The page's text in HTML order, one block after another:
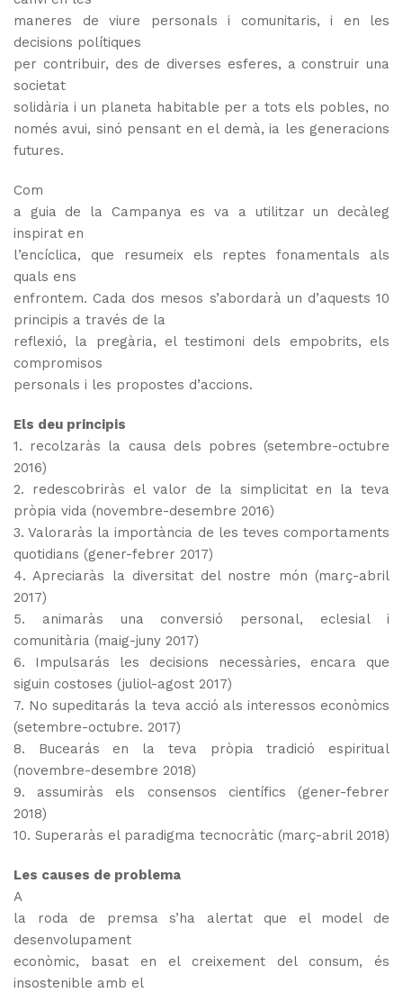
maneres de viure personals i comunitaris, i en les
decisions polítiques
per contribuir, des de diverses esferes, a construir una
societat
solidària i un planeta habitable per a tots els pobles, no
només avui, sinó pensant en el demà, ia les generacions
futures.
Com
a guia de la Campanya es va a utilitzar un decàleg
inspirat en
l’encíclica, que resumeix els reptes fonamentals als
quals ens
enfrontem. Cada dos mesos s’abordarà un d’aquests 10
principis a través de la
reflexió, la pregària, el testimoni dels empobrits, els
compromisos
personals i les propostes d’accions.
Els deu principis
1. recolzaràs la causa dels pobres (setembre-octubre
2016)
2. redescobriràs el valor de la simplicitat en la teva
pròpia vida (novembre-desembre 2016)
3. Valoraràs la importància de les teves comportaments
quotidians (gener-febrer 2017)
4. Apreciaràs la diversitat del nostre món (març-abril
2017)
5. animaràs una conversió personal, eclesial i
comunitària (maig-juny 2017)
6. Impulsarás les decisions necessàries, encara que
siguin costoses (juliol-agost 2017)
7. No supeditarás la teva acció als interessos econòmics
(setembre-octubre. 2017)
8. Bucearás en la teva pròpia tradició espiritual
(novembre-desembre 2018)
9. assumiràs els consensos científics (gener-febrer
2018)
10. Superaràs el paradigma tecnocràtic (març-abril 2018)
Les causes de problema
A
la roda de premsa s’ha alertat que el model de
desenvolupament
econòmic, basat en el creixement del consum, és
insostenible amb el